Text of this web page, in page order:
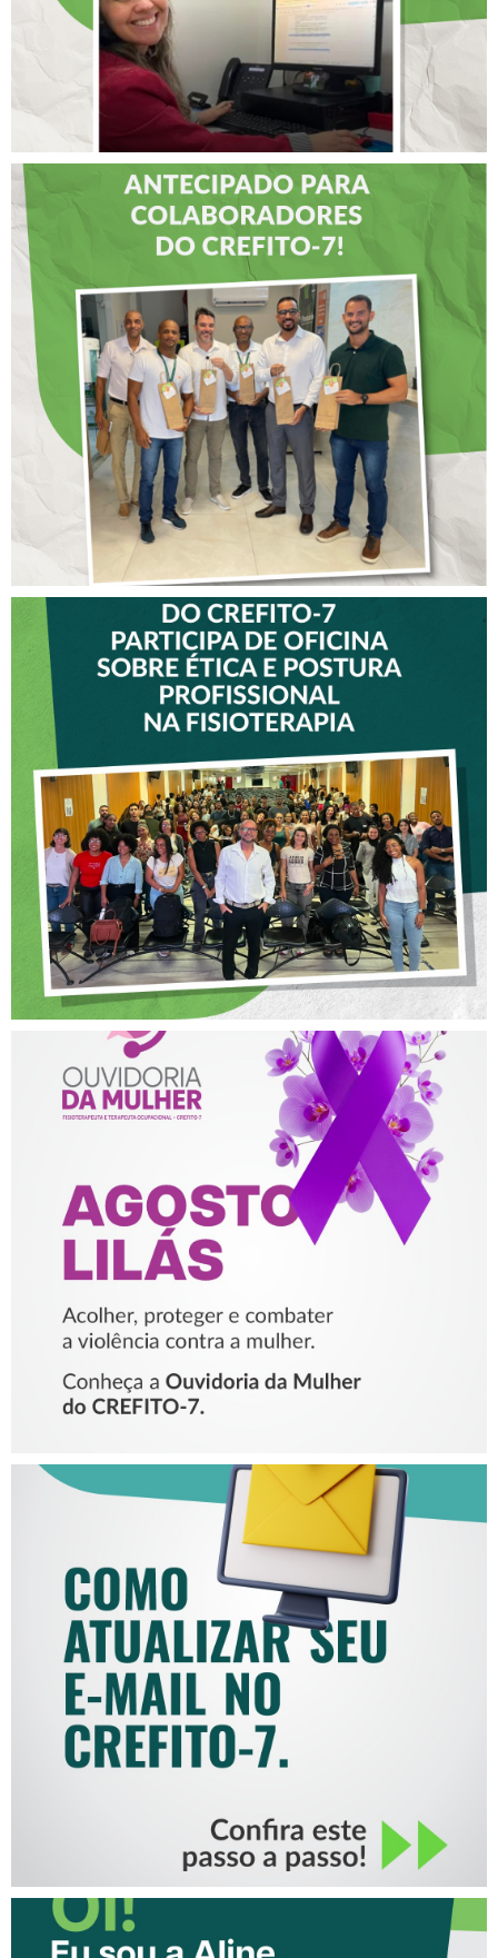
DIA DOS PAIS É
ANTECIPADO PARA
COLABORADORES DO
CREFITO-7
VICE-PRESIDENTE DO
CREFITO-7 PARTICIPA DE
OFICINA SOBRE ÉTICA E
POSTURA PROFISSIONAL
NA FISIOTERAPIA
AGOSTO LILÁS – ACOLHER,
PROTEGER E COMBATER A
VIOLÊNCIA CONTRA A
MULHER
COMO ATUALIZAR SEU E-
MAIL NO CREFITO-7